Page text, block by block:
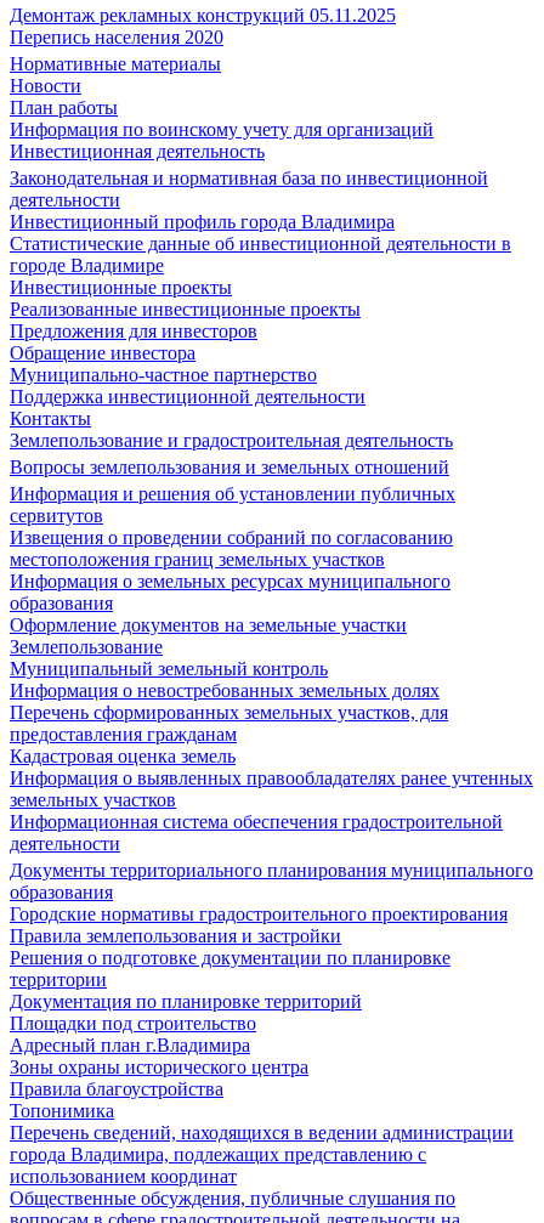
Демонтаж рекламных конструкций 05.11.2025
Перепись населения 2020
Нормативные материалы
Новости
План работы
Информация по воинскому учету для организаций
Инвестиционная деятельность
Законодательная и нормативная база по инвестиционной
деятельности
Инвестиционный профиль города Владимира
Статистические данные об инвестиционной деятельности в
городе Владимире
Инвестиционные проекты
Реализованные инвестиционные проекты
Предложения для инвесторов
Обращение инвестора
Муниципально-частное партнерство
Поддержка инвестиционной деятельности
Контакты
Землепользование и градостроительная деятельность
Вопросы землепользования и земельных отношений
Информация и решения об установлении публичных
сервитутов
Извещения о проведении собраний по согласованию
местоположения границ земельных участков
Информация о земельных ресурсах муниципального
образования
Оформление документов на земельные участки
Землепользование
Муниципальный земельный контроль
Информация о невостребованных земельных долях
Перечень сформированных земельных участков, для
предоставления гражданам
Кадастровая оценка земель
Информация о выявленных правообладателях ранее учтенных
земельных участков
Информационная система обеспечения градостроительной
деятельности
Документы территориального планирования муниципального
образования
Городские нормативы градостроительного проектирования
Правила землепользования и застройки
Решения о подготовке документации по планировке
территории
Документация по планировке территорий
Площадки под строительство
Адресный план г.Владимира
Зоны охраны исторического центра
Правила благоустройства
Топонимика
Перечень сведений, находящихся в ведении администрации
города Владимира, подлежащих представлению с
использованием координат
Общественные обсуждения, публичные слушания по